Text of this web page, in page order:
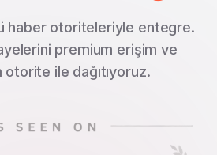
haber otoriteleriyle entegre.
premium erişim ve
otorite ile dağıtıyoruz.